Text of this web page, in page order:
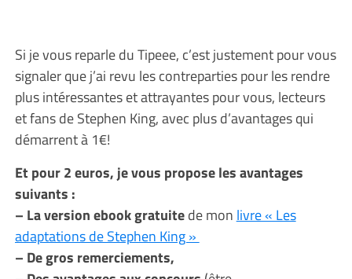
Si je vous reparle du Tipeee, c’est justement pour vous
signaler que j’ai revu les contreparties pour les rendre
plus intéressantes et attrayantes pour vous, lecteurs
et fans de Stephen King, avec plus d’avantages qui
démarrent à 1€!
Et pour 2 euros, je vous propose les avantages
suivants :
– La version ebook gratuitede mon livre « Les
adaptations de Stephen King »
– De gros remerciements,